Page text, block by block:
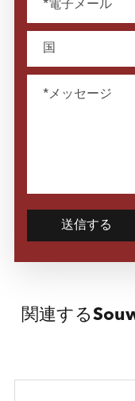
送信する
関連する